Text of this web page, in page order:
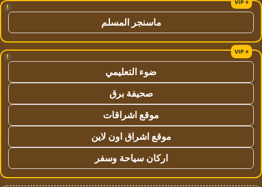
!
ماسنجر المسلم
!
ضوء التعليمي
صحيفة برق
موقع اشراقات
موقع اشراق اون لاين
اركان سياحة وسفر